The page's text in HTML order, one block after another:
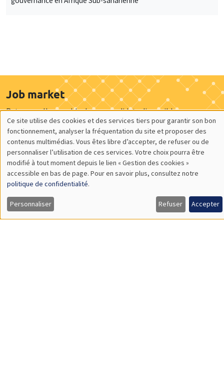
Job market
Retrouvez l'ensemble de nos candidats disponibles
actuellement sur le Job market
Candidats
À propos
Nos engagements
Offres d'emploi
Utilisation
des
données
personnelles
et
des
Ce site utilise des cookies et des services tiers pour garantir son bon
fonctionnement, analyser la fréquentation du site et proposer des
contenus multimédias. Vous êtes libre d’accepter, de refuser ou de
personnaliser l’utilisation de ces services. Votre choix pourra être
modifié à tout moment depuis le lien « Gestion des cookies »
accessible en bas de page. Pour en savoir plus, consultez notre
politique de confidentialité.
Personnaliser Refuser Accepter